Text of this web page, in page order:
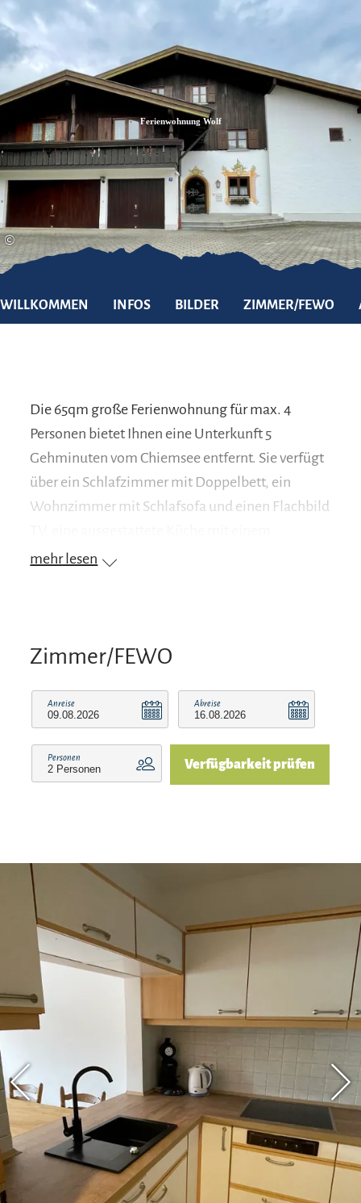
©
Ferienwohnung Wolf
WILLKOMMEN INFOS BILDER ZIMMER/FEWO
Die 65qm große Ferienwohnung für max. 4
Personen bietet Ihnen eine Unterkunft 5
Gehminuten vom Chiemsee entfernt. Sie verfügt
über ein Schlafzimmer mit Doppelbett, ein
Wohnzimmer mit Schlafsofa und einen Flachbild
Essbereich und einem Bad mit Dusche. Ein
Skiaufbewahrung im separaten, abgesperrten
Skifahren und Radfahren ein. Bad Reichenhall
liegt 50 km von der Ferienwohnung entfernt und
Rosenheim erreichen sie nach 35 km. Der
nächstgelegene Flughafen ist der 60 km
mehr lesen
Zimmer/FEWO
Anreise Abreise
Personen Verfügbarkeit prüfen